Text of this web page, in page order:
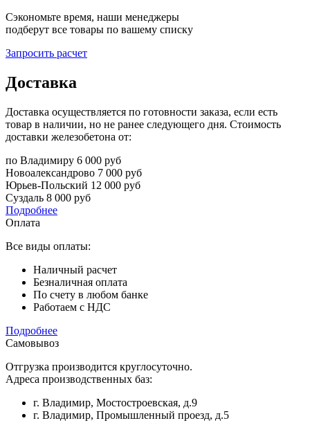
Сэкономьте время, наши менеджеры
подберут все товары по вашему списку
Запросить расчет
Доставка
Доставка осуществляется по готовности заказа, если есть
товар в наличии, но не ранее следующего дня. Стоимость
доставки железобетона от:
по Владимиру 6 000 руб
Новоалександрово 7 000 руб
Юрьев-Польский 12 000 руб
Суздаль 8 000 руб
Подробнее
Оплата
Все виды оплаты:
Наличный расчет
Безналичная оплата
По счету в любом банке
Работаем с НДС
Подробнее
Самовывоз
Отгрузка производится круглосуточно.
Адреса производственных баз:
г. Владимир, Мостостроевская, д.9
г. Владимир, Промышленный проезд, д.5